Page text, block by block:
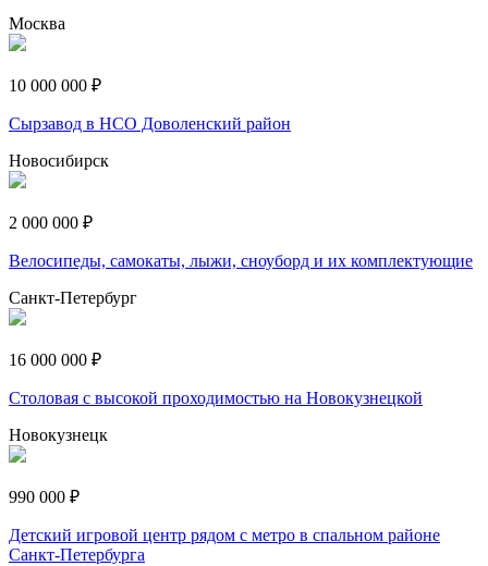
Москва
10 000 000 ₽
Сырзавод в НСО Доволенский район
Новосибирск
2 000 000 ₽
Велосипеды, самокаты, лыжи, сноуборд и их комплектующие
Санкт-Петербург
16 000 000 ₽
Столовая с высокой проходимостью на Новокузнецкой
Новокузнецк
990 000 ₽
Детский игровой центр рядом с метро в спальном районе
Санкт-Петербурга